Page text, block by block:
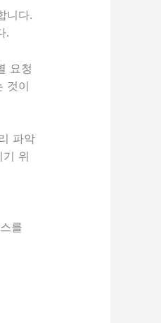
니다.
.
요청
것이
파악
위
를